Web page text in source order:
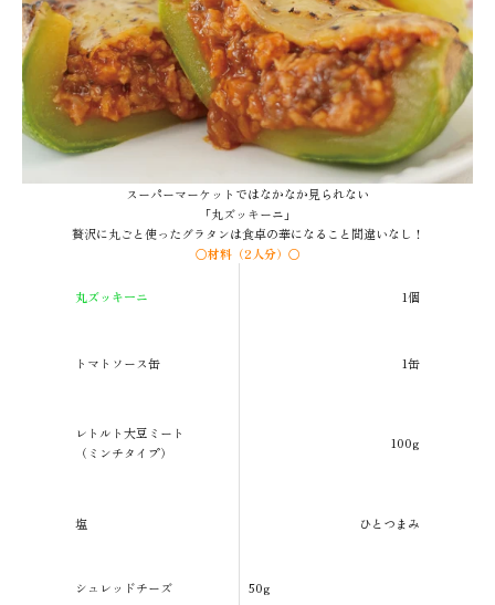
スーパーマーケットではなかなか見られない
「丸ズッキーニ」
贅沢に丸ごと使ったグラタンは食卓の華になること間違いなし！
〇材料（2人分）〇
丸ズッキーニ 1個
トマトソース缶 1缶
レトルト大豆ミート
（ミンチタイプ）
100g
塩 ひとつまみ
シュレッドチーズ 50g